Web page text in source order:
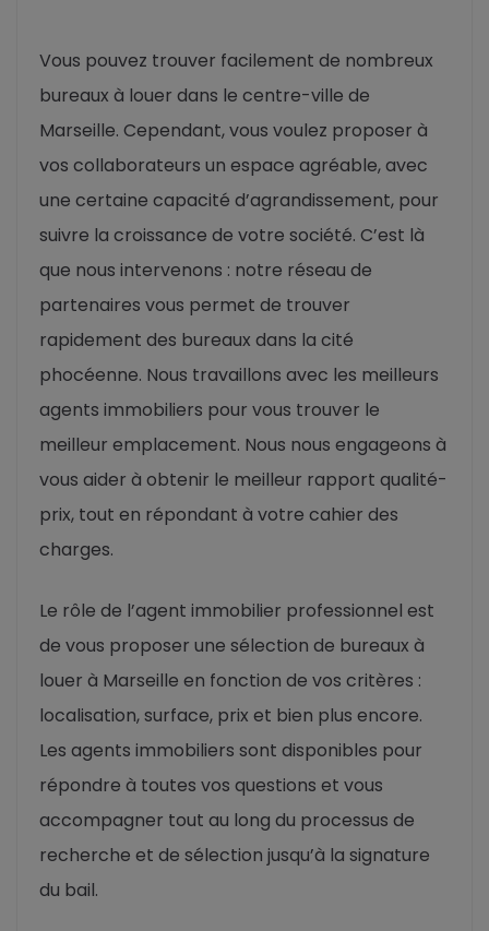
Vous pouvez trouver facilement de nombreux
bureaux à louer dans le centre-ville de
Marseille. Cependant, vous voulez proposer à
vos collaborateurs un espace agréable, avec
une certaine capacité d’agrandissement, pour
suivre la croissance de votre société. C’est là
que nous intervenons : notre réseau de
partenaires vous permet de trouver
rapidement des bureaux dans la cité
phocéenne. Nous travaillons avec les meilleurs
agents immobiliers pour vous trouver le
meilleur emplacement. Nous nous engageons à
vous aider à obtenir le meilleur rapport qualité-
prix, tout en répondant à votre cahier des
charges.
Le rôle de l’agent immobilier professionnel est
de vous proposer une sélection de bureaux à
louer à Marseille en fonction de vos critères :
localisation, surface, prix et bien plus encore.
Les agents immobiliers sont disponibles pour
répondre à toutes vos questions et vous
accompagner tout au long du processus de
recherche et de sélection jusqu’à la signature
du bail.